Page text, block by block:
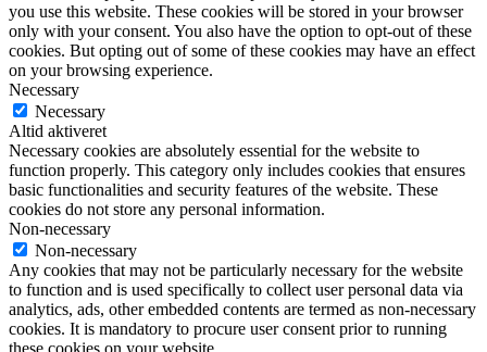
you use this website. These cookies will be stored in your browser
only with your consent. You also have the option to opt-out of these
cookies. But opting out of some of these cookies may have an effect
on your browsing experience.
Necessary
Necessary
Altid aktiveret
Necessary cookies are absolutely essential for the website to
function properly. This category only includes cookies that ensures
basic functionalities and security features of the website. These
cookies do not store any personal information.
Non-necessary
Non-necessary
Any cookies that may not be particularly necessary for the website
to function and is used specifically to collect user personal data via
analytics, ads, other embedded contents are termed as non-necessary
cookies. It is mandatory to procure user consent prior to running